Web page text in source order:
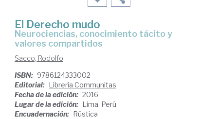
El Derecho mudo
neurociencias, conocimiento tácito y
valores compartidos
Sacco, Rodolfo
ISBN: 9786124333002
Editorial: Librería Communitas
Fecha de la edición: 2016
Lugar de la edición: Lima. Perú
Encuadernación: Rústica